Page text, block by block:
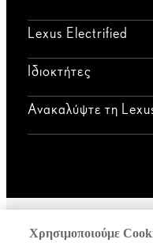
Lexus Electrified
Ιδιοκτήτες
Ανακαλύψτε τη
Γενική πολιτική
Χρησιμοποιούμε